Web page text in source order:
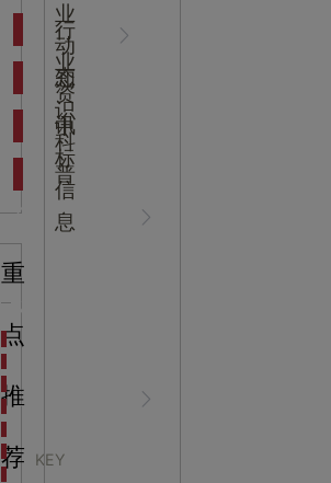
吉
心
NEWS
CENTER
业
动
态
行
业
资
讯
知
识
科
普
中
标
信
息
重
点
推
荐 KEY
海洋馆设计建设方案：展示内容和互动体验设计
非遗文化展厅设计要点：展厅布局策展技巧和创新元
航空航天科技馆设计思路：如何设计促进公众的兴趣